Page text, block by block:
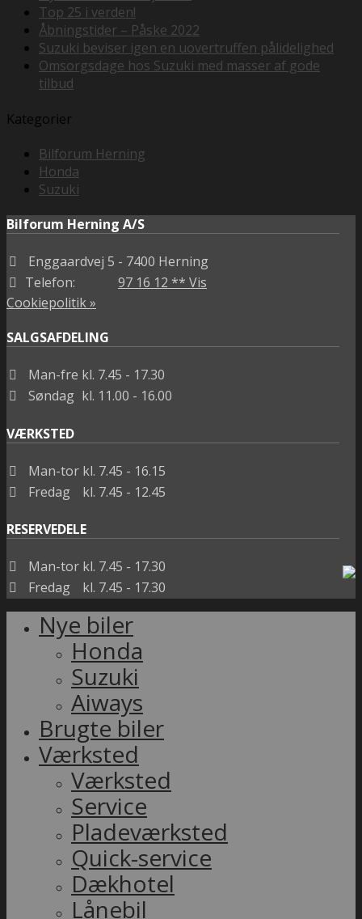
Top 25 i verden!
Åbningstider – Påske 2022
Suzuki beviser igen en uovertruffen pålidelighed
Omsorgsdage hos Suzuki med masser af gode
tilbud
Kategorier
Bilforum Herning
Honda
Suzuki
Bilforum Herning A/S
Enggaardvej 5 - 7400 Herning
Telefon:
97 16 12 ** Vis
Cookiepolitik »
SALGSAFDELING
Man-fre kl. 7.45 - 17.30
Søndag kl. 11.00 - 16.00
VÆRKSTED
Man-tor kl. 7.45 - 16.15
Fredag
kl. 7.45 - 12.45
RESERVEDELE
Man-tor kl. 7.45 - 17.30
Fredag
kl. 7.45 - 17.30
Nye biler
Honda
Suzuki
Aiways
Brugte biler
Værksted
Værksted
Service
Pladeværksted
Quick-service
Dækhotel
Lånebil